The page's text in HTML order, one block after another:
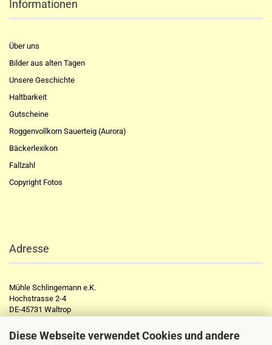
Diese Webseite verwendet Cookies und andere
Informationen
Über uns
Bilder aus alten Tagen
Unsere Geschichte
Haltbarkeit
Gutscheine
Roggenvollkorn Sauerteig (Aurora)
Bäckerlexikon
Fallzahl
Copyright Fotos
Adresse
Mühle Schlingemann e.K.
Hochstrasse 2-4
DE-45731 Waltrop
Telefon: +49 2309 2776
Telefax: +49 2309 72297